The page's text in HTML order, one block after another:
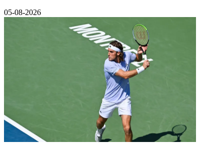
05-08-2026